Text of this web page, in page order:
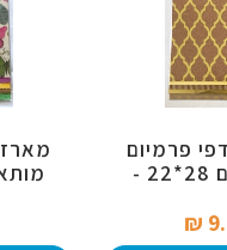
מארז 5 דפי פרמיום
מותאמים 28*22 -